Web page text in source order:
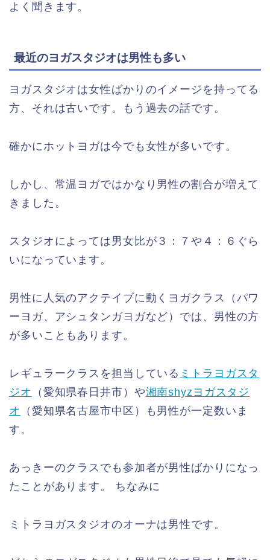
よく聞きます。
最近のヨガスタジオは男性も多い
ヨガスタジオは女性ばかりのイメージを持ってる
方、それは古いです。もう過去の話です。
確かにホットヨガは今でも女性が多いです。
しかし、常温ヨガではかなり男性の割合が増えて
きました。
スタジオによっては男女比が３：７や４：６ぐら
いになっています。
男性に人気のアクテイブに動くヨガクラス（パワ
ーヨガ、アシュタンガヨガなど）では、男性の方
が多いこともあります。
レギュラークラスを担当している ミトラヨガスタ
ジオ
（愛知県春日井市）や湘南shyzヨガスタジ
オ
（愛知県名古屋市中区）も男性が一定数いま
す。
あっきーのクラスでも参加者が男性ばかりになっ
たことがあります。 ちなみに
ミトラヨガスタジオのオーナは男性です。